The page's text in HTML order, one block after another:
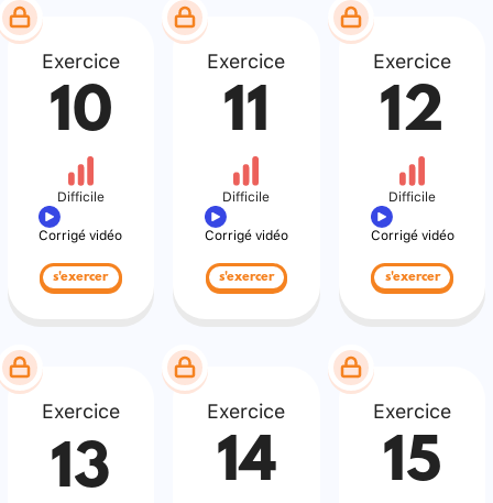
Exercice
10
Difficile
Corrigé vidéo
s'exercer
Exercice
11
Difficile
Corrigé vidéo
s'exercer
Exercice
12
Difficile
Corrigé vidéo
s'exercer
Exercice
13
Exercice
14
Exercice
15